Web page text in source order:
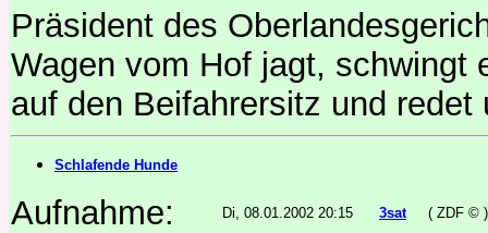
Präsident des
Wagen vom Hof jagt, schwingt
auf den Beifahrersitz und redet
Schlafende Hunde
Aufnahme: Di, 08.01.2002 20:15 3sat ( ZDF ©